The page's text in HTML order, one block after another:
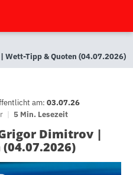
Wett-Tipp & Quoten (04.07.2026)
am: 03.07.26
| 5 Min. Lesezeit
Dimitrov |